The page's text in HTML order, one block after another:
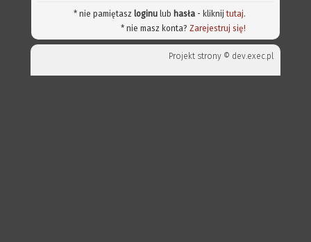
* nie pamiętasz loginu lub hasła - kliknijtutaj.
* nie masz konta? Zarejestruj się!
Projekt strony © dev.exec.pl